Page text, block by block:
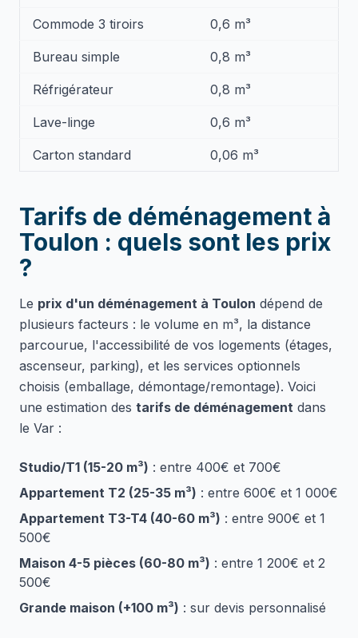
Commode 3 tiroirs 0,6 m³
Bureau simple 0,8 m³
Réfrigérateur 0,8 m³
Lave-linge 0,6 m³
Carton standard 0,06 m³
Tarifs de déménagement à
Toulon : quels sont les prix
?
Le prix d'un déménagement à Toulon dépend de
plusieurs facteurs : le volume en m³, la distance
parcourue, l'accessibilité de vos logements (étages,
ascenseur, parking), et les services optionnels
choisis (emballage, démontage/remontage). Voici
une estimation des tarifs de déménagement dans
le Var :
Studio/T1 (15-20 m³) : entre 400€ et 700€
Appartement T2 (25-35 m³) : entre 600€ et 1 000€
Appartement T3-T4 (40-60 m³) : entre 900€ et 1
500€
Maison 4-5 pièces (60-80 m³) : entre 1 200€ et 2
500€
Grande maison (+100 m³) : sur devis personnalisé